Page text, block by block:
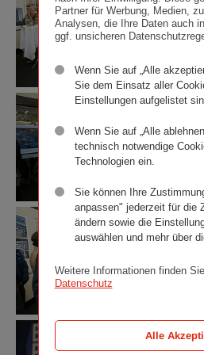
Wiener
Städtischen
Versicherungsvereins)
und
Mag.
Adolph
Stiller.
©
Wiener
Städtische
Versicherungsverein
/
Richard
Tanzer
Richard
/
Richard
Tanzer
Podrecca.
Architektur“
Ringturm
Wiener
Städtische
Versicherungsverein
/
Richard
Tanzer
©
Wiener
/
Richard
Ausstellungseröffnung
„Boris
Podrecca.
Architektur“
im
Ringturm
©
Wiener
Städtische
Versicherungsverein
/
Richard
Tanzer
/
Tanzer
Ausstellungseröffnung
„Boris
Podrecca.
Architektur“
Ringturm
Wiener
Städtische
Versicherungsverein
„Boris
im
Ausstellungseröffnung
„Boris
„Boris
Partner für Werbung, Medien,
Analysen, die Ihre Daten auch
ggf. unsicheren
Wenn Sie auf „Alle
Sie dem Einsatz aller
Einstellungen aufgelistet
Wenn Sie auf „Alle
technisch notwendige
Technologien ein.
Sie können Ihre
anpassen" jederzeit für die
ändern sowie die
auswählen und mehr über
Weitere Informationen finden
Datenschutz
Alle